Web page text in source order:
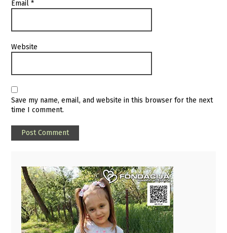
Email*
Website
Save my name, email, and website in this browser for the next
time I comment.